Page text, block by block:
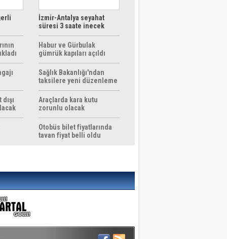
İzmir-Antalya seyahat
süresi 3 saate inecek
Habur ve Gürbulak
gümrük kapıları açıldı
Sağlık Bakanlığı'ndan
taksilere yeni düzenleme
Araçlarda kara kutu
zorunlu olacak
Otobüs bilet fiyatlarında
tavan fiyat belli oldu